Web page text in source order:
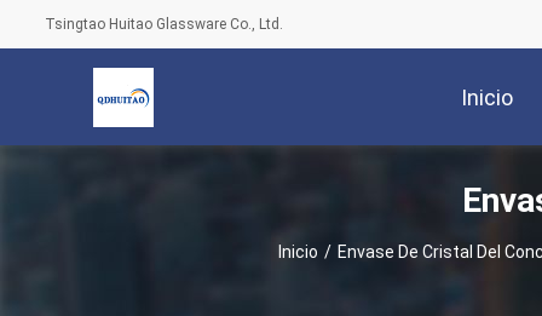
Tsingtao Huitao Glassware Co., Ltd.
Inicio
Inicio / Envase De Cristal Del